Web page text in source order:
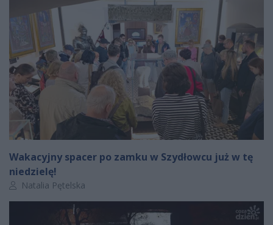
Wakacyjny spacer po zamku w Szydłowcu już w tę
niedzielę!
Autor artykułu:
Natalia Pętelska